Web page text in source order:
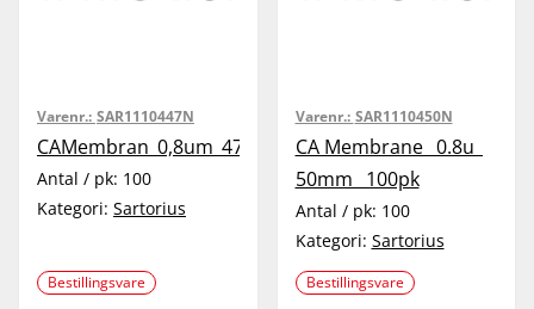
Varenr.: SAR1110447N
CAMembran_0,8um_47mm_100pc
Antal / pk: 100
Kategori: Sartorius
Bestillingsvare
Varenr.: SAR1110450N
CA Membrane_ 0.8u_
50mm_ 100pk
Antal / pk: 100
Kategori: Sartorius
Bestillingsvare